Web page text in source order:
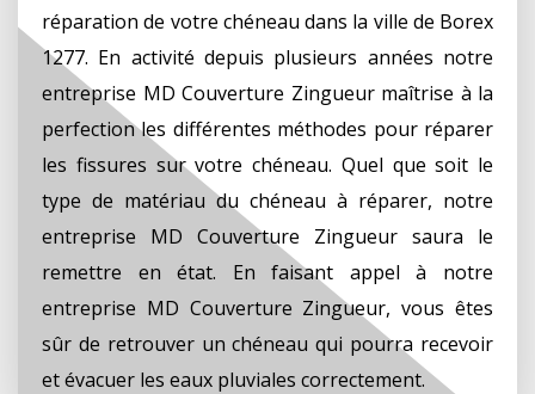
réparation de votre chéneau dans la ville de Borex
1277. En activité depuis plusieurs années notre
entreprise MD Couverture Zingueur maîtrise à la
perfection les différentes méthodes pour réparer
les fissures sur votre chéneau. Quel que soit le
type de matériau du chéneau à réparer, notre
entreprise MD Couverture Zingueur saura le
remettre en état. En faisant appel à notre
entreprise MD Couverture Zingueur, vous êtes
sûr de retrouver un chéneau qui pourra recevoir
et évacuer les eaux pluviales correctement.